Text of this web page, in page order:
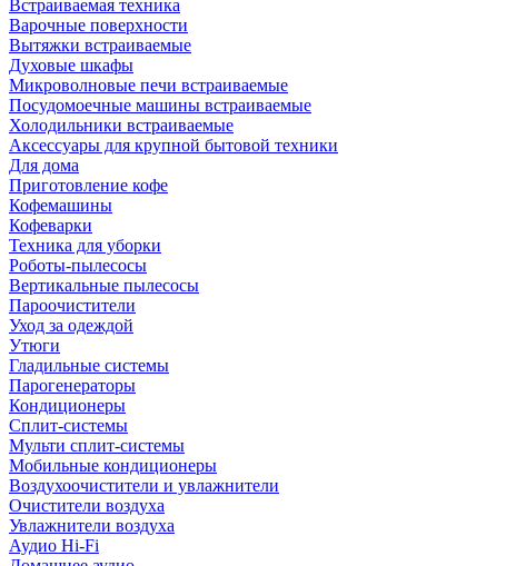
Встраиваемая техника
Варочные поверхности
Вытяжки встраиваемые
Духовые шкафы
Микроволновые печи встраиваемые
Посудомоечные машины встраиваемые
Холодильники встраиваемые
Аксессуары для крупной бытовой техники
Для дома
Приготовление кофе
Кофемашины
Кофеварки
Техника для уборки
Роботы-пылесосы
Вертикальные пылесосы
Пароочистители
Уход за одеждой
Утюги
Гладильные системы
Парогенераторы
Кондиционеры
Сплит-системы
Мульти сплит-системы
Мобильные кондиционеры
Воздухоочистители и увлажнители
Очистители воздуха
Увлажнители воздуха
Аудио Hi-Fi